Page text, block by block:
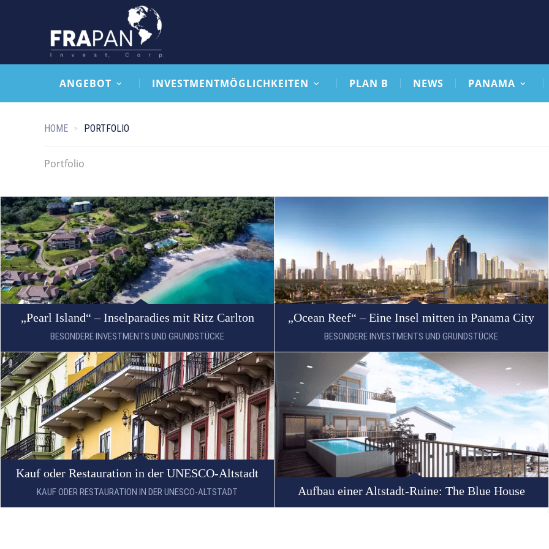
ANGEBOT INVESTMENTMÖGLICHKEITEN PLAN B NEWS PANAMA
HOME PORTFOLIO
Portfolio
„Pearl Island“ – Inselparadies mit Ritz Carlton
BESONDERE INVESTMENTS UND GRUNDSTÜCKE
„Ocean Reef“ – Eine Insel mitten in Panama City
BESONDERE INVESTMENTS UND GRUNDSTÜCKE
Kauf oder Restauration in der UNESCO-Altstadt
KAUF ODER RESTAURATION IN DER UNESCO-ALTSTADT Aufbau einer Altstadt-Ruine: The Blue House
KLAUS IMMOBILIENTAG – IN